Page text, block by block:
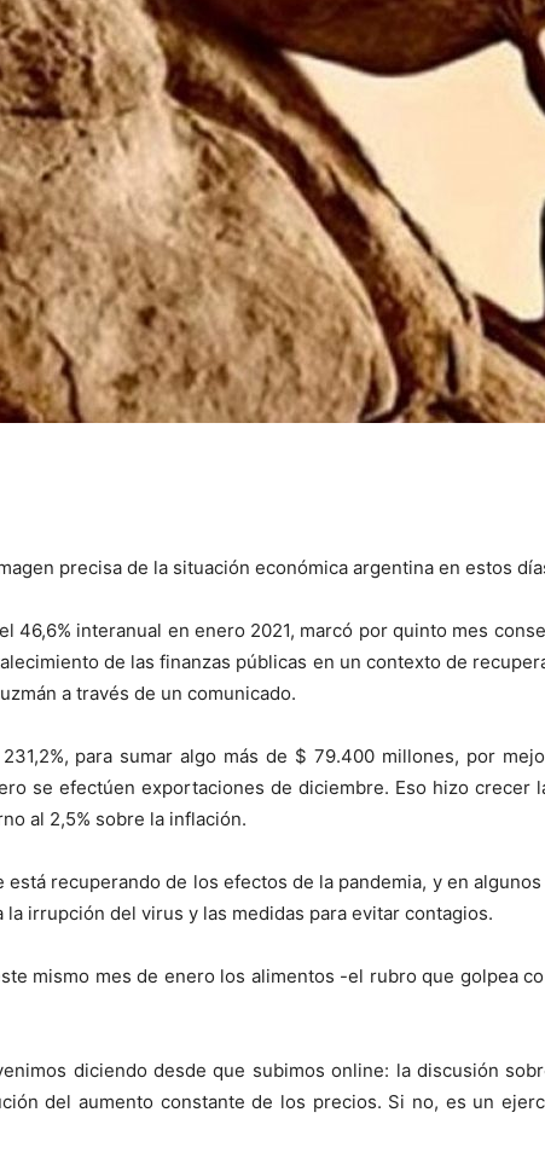
precisa de la situación económica argentina en estos
46,6% interanual en enero 2021, marcó por quinto mes
de las finanzas públicas en un contexto de
a través de un comunicado.
para sumar algo más de $ 79.400 millones, por
se efectúen exportaciones de diciembre. Eso hizo crecer
al 2,5% sobre la inflación.
está recuperando de los efectos de la pandemia, y en
irrupción del virus y las medidas para evitar contagios.
mismo mes de enero los alimentos -el rubro que golpea
diciendo desde que subimos online: la discusión
del aumento constante de los precios. Si no, es un